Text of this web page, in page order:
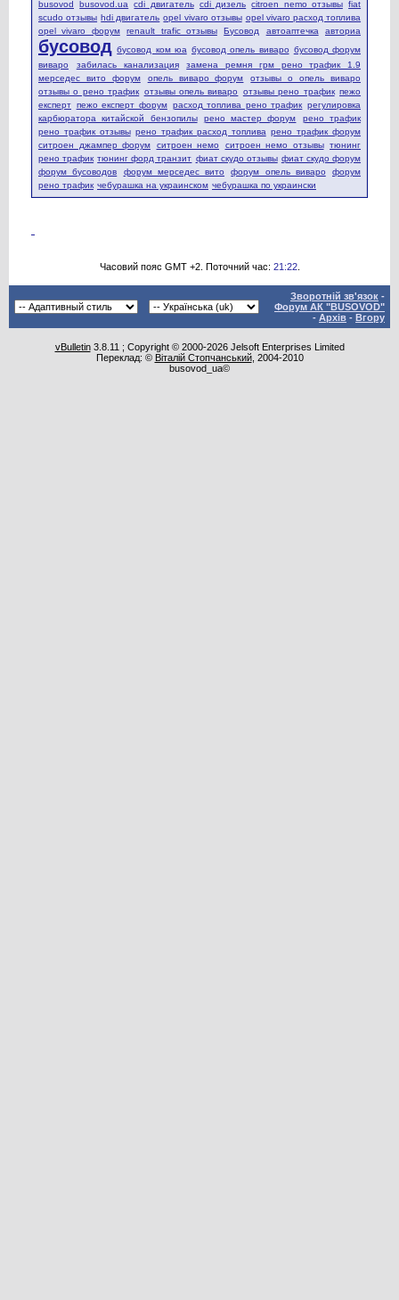
busovod busovod.ua cdi двигатель cdi дизель citroen nemo отзывы fiat
scudo отзывы hdi двигатель opel vivaro отзывы opel vivaro расход топлива
opel vivaro форум
renault trafic отзывы Бусовод автоаптечка авториа
бусовод бусовод ком юа бусовод опель виваро бусовод форум
виваро
забилась канализация
замена ремня грм рено трафик 1.9
мерседес вито форум
опель виваро форум
отзывы о опель виваро
отзывы о рено трафик отзывы опель виваро отзывы рено трафик пежо
експерт пежо експерт форум расход топлива рено трафик регулировка
карбюратора китайской бензопилы
рено мастер форум
рено трафик
рено трафик отзывы рено трафик расход топлива рено трафик форум
ситроен джампер форум
ситроен немо ситроен немо отзывы тюнинг
рено трафик тюнинг форд транзит фиат скудо отзывы фиат скудо форум
форум бусоводов
форум мерседес вито форум опель виваро
форум
рено трафик чебурашка на украинском чебурашка по украински
Часовий пояс GMT +2. Поточний час: 21:22.
Зворотній зв'язок -
Форум АК "BUSOVOD"
- Архів - Вгору
vBulletin3.8.11 ; Copyright © 2000-2026 Jelsoft Enterprises Limited
Переклад: © Віталій Стопчанський, 2004-2010
busovod_ua©